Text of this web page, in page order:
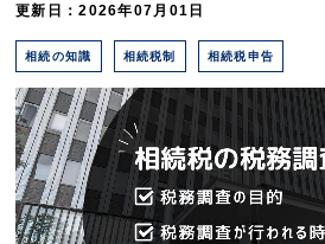
更新日：2026年07月01日
相続の知識 相続税制 相続税申告